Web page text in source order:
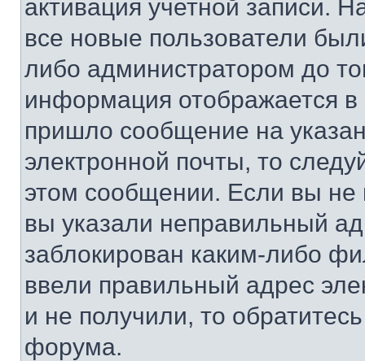
активация учетной записи.
все новые пользователи
либо администратором до
информация отображается
пришло сообщение на
электронной почты, то
этом сообщении. Если вы
вы указали неправильный
заблокирован каким-либо
ввели правильный адрес
и не получили, то
форума.